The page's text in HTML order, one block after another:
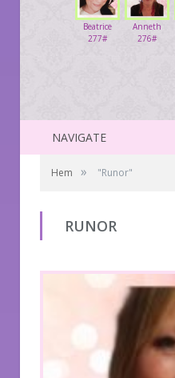
Anneth
276#
Beatrice
277#
NAVIGATE
Hem » "Runor"
RUNOR